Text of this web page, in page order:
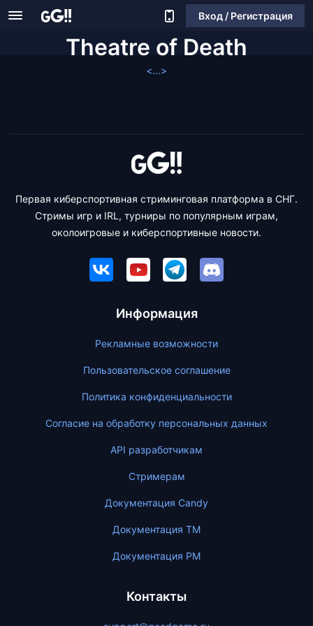
Вход / Регистрация
Theatre of Death
<...>
Первая киберспортивная стриминговая платформа в СНГ.
Стримы игр и IRL, турниры по популярным играм,
околоигровые и киберспортивные новости.
Информация
Рекламные возможности
Пользовательское соглашение
Политика конфиденциальности
Согласие на обработку персональных данных
API разработчикам
Стримерам
Документация Candy
Документация ТМ
Документация PM
Контакты